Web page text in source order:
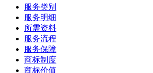
服务类别
服务明细
所需资料
服务流程
服务保障
商标制度
商标价值